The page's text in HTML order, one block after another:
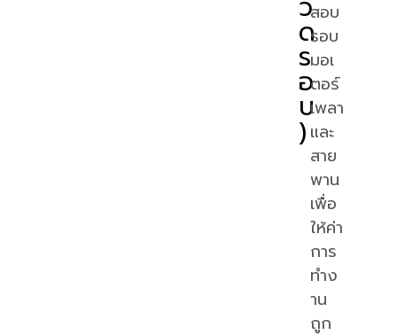
ด
ร
อ
บ
)
สอบ
รอบ
มอเ
ตอร์
เพลา
และ
สาย
พาน
เพื่อ
ให้ค่า
การ
ทำง
าน
ถูก